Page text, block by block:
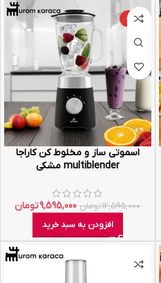
-24%
اسموتی ساز و مخلوط کن کاراجا
multiblender مشکی
12,595,000تومان 9,595,000تومان
افزودن به سبد خرید